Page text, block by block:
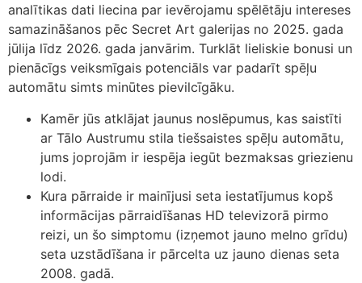
analītikas dati liecina par ievērojamu spēlētāju intereses
samazināšanos pēc Secret Art galerijas no 2025. gada
jūlija līdz 2026. gada janvārim. Turklāt lieliskie bonusi un
pienācīgs veiksmīgais potenciāls var padarīt spēļu
automātu simts minūtes pievilcīgāku.
Kamēr jūs atklājat jaunus noslēpumus, kas saistīti
ar Tālo Austrumu stila tiešsaistes spēļu automātu,
jums joprojām ir iespēja iegūt bezmaksas griezienu
lodi.
Kura pārraide ir mainījusi seta iestatījumus kopš
informācijas pārraidīšanas HD televizorā pirmo
reizi, un šo simptomu (izņemot jauno melno grīdu)
seta uzstādīšana ir pārcelta uz jauno dienas seta
2008. gadā.